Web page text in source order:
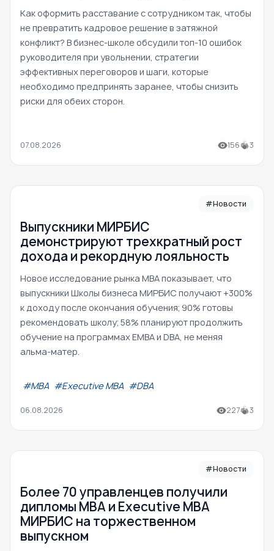
Как оформить расставание с сотрудником так, чтобы
не превратить кадровое решение в затяжной
конфликт? В бизнес-школе обсудили топ-10 ошибок
руководителя при увольнении, стратегии
эффективных переговоров и шаги, которые
необходимо предпринять заранее, чтобы снизить
риски для обеих сторон.
07.08.2026 156 3
#Новости
Выпускники МИРБИС
демонстрируют трехкратный рост
дохода и рекордную лояльность
Новое исследование рынка MBA показывает, что
выпускники Школы бизнеса МИРБИС получают +300%
к доходу после окончания обучения; 90% готовы
рекомендовать школу; 58% планируют продолжить
обучение на программах EMBA и DBA, не меняя
альма-матер.
#МВА #Executive MBA #DBA
06.08.2026 227 3
#Новости
Более 70 управленцев получили
дипломы MBA и Executive MBA
МИРБИС на торжественном
выпускном